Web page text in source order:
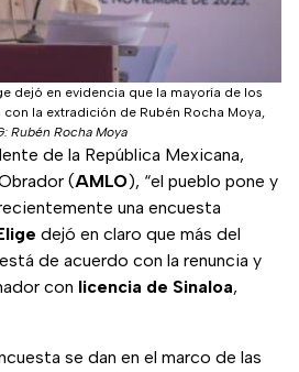
dejó en evidencia que la mayoría de los
la extradición de Rubén Rocha Moya,
Rubén Rocha Moya
de la República Mexicana,
(AMLO), “el pueblo pone y
una encuesta
dejó en claro que más del
está de acuerdo con la renuncia y
con licencia de Sinaloa,
se dan en el marco de las